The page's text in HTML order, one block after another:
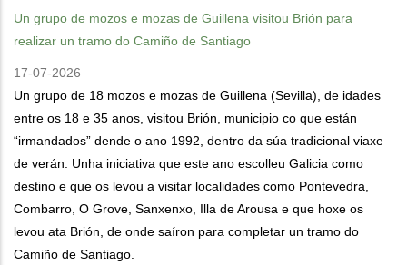
Un grupo de mozos e mozas de Guillena visitou Brión para
realizar un tramo do Camiño de Santiago
17-07-2026
Un grupo de 18 mozos e mozas de Guillena (Sevilla), de idades
entre os 18 e 35 anos, visitou Brión, municipio co que están
“irmandados” dende o ano 1992, dentro da súa tradicional viaxe
de verán. Unha iniciativa que este ano escolleu Galicia como
destino e que os levou a visitar localidades como Pontevedra,
Combarro, O Grove, Sanxenxo, Illa de Arousa e que hoxe os
levou ata Brión, de onde saíron para completar un tramo do
Camiño de Santiago.